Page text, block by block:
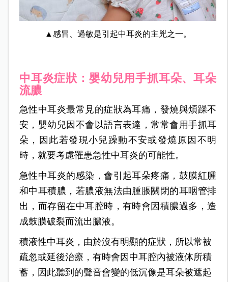
▲感冒、過敏是引起中耳炎的主兇之一。
中耳炎症狀：嬰幼兒用手抓耳朵、耳朵
流膿
急性中耳炎最常見的症狀為耳痛，發燒與煩躁不
安，嬰幼兒因不會以語言表達，常常會用手抓耳
朵，因此若發現小兒躁動不安或發燒原因不明
時，就要考慮罹患急性中耳炎的可能性。
急性中耳炎的感染，會引起耳朵疼痛，鼓膜紅腫
和中耳積膿，若膿液無法由腫脹關閉的耳咽管排
出，而存留在中耳腔時，有時會因積膿過多，造
成鼓膜破裂而流出膿液。
積液性中耳炎，由於沒有明顯的症狀，所以常被
疏忽或延後治療，有時會因中耳腔內被液体所積
蓄，因此聽到的聲音會變的低沉像是耳朵被遮起